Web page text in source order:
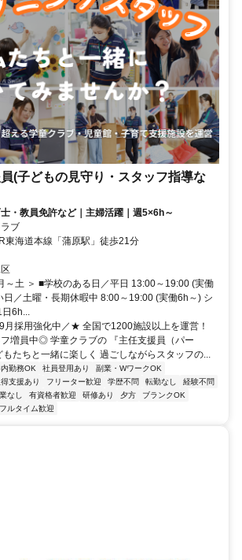
(子どもの見守り・スタッフ指導な
・教員免許など｜主婦活躍｜週5×6h～
ブ
東海道本線「蒲原駅」徒歩21分
～土 ＞ ■学校のある日／平日 13:00～19:00 (実働
日／土曜・長期休暇中 8:00～19:00 (実働6h～) シ
6h...
採用強化中／★ 全国で1200施設以上を運営！
増員中◎ 学童クラブの 『主任支援員（パー
たちと一緒に楽しく 過ごしながらスタッフの...
勤務OK 社員登用あり
副業・WワークOK
支援あり フリーター歓迎 学歴不問 転勤なし
経験不問
なし 有資格者歓迎 研修あり 夕方
ブランクOK
フルタイム歓迎